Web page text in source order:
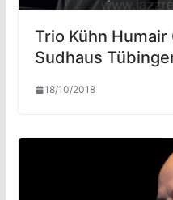
Trio Kühn
Sudhaus
18/10/2018